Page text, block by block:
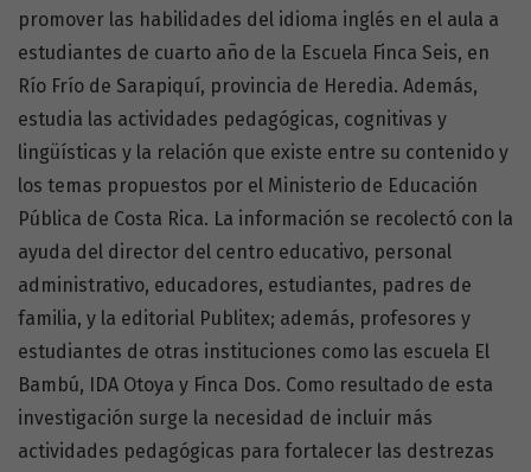
promover las habilidades del idioma inglés en el aula a
estudiantes de cuarto año de la Escuela Finca Seis, en
Río Frío de Sarapiquí, provincia de Heredia. Además,
estudia las actividades pedagógicas, cognitivas y
lingüísticas y la relación que existe entre su contenido y
los temas propuestos por el Ministerio de Educación
Pública de Costa Rica. La información se recolectó con la
ayuda del director del centro educativo, personal
administrativo, educadores, estudiantes, padres de
familia, y la editorial Publitex; además, profesores y
estudiantes de otras instituciones como las escuela El
Bambú, IDA Otoya y Finca Dos. Como resultado de esta
investigación surge la necesidad de incluir más
actividades pedagógicas para fortalecer las destrezas